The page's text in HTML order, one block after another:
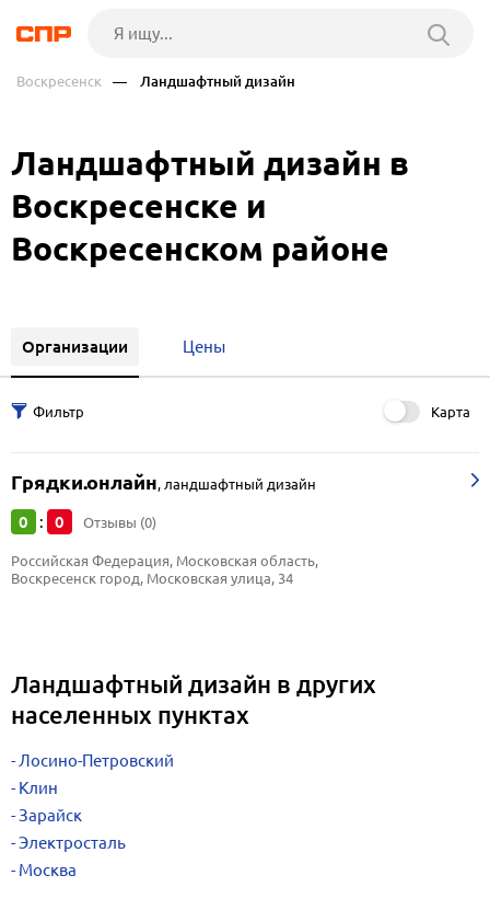
Воскресенск — Ландшафтный дизайн
Ландшафтный дизайн в
Воскресенске и
Воскресенском районе
Организации Цены
Карта
Грядки.онлайн,ландшафтный дизайн
0 : 0 Отзывы (0)
Российская Федерация, Московская область,
Воскресенск город, Московская улица, 34
Ландшафтный дизайн в других
населенных пунктах
Лосино-Петровский
Клин
Зарайск
Электросталь
Москва